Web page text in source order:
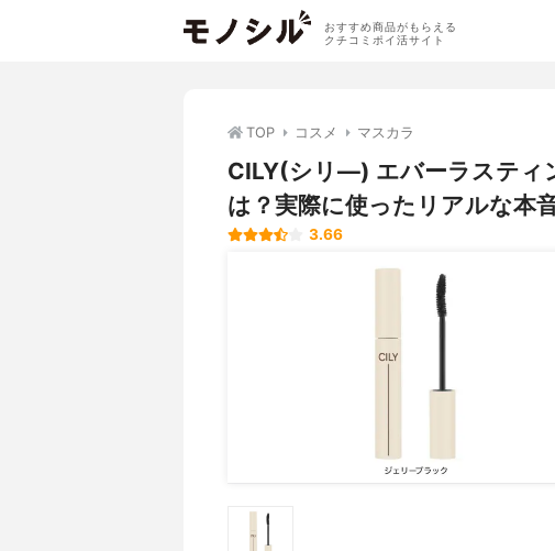
おすすめ商品がもらえる
クチコミポイ活サイト
TOP コスメ マスカラ
CILY(シリ―) エバーラスティ
は？実際に使ったリアルな本
3.66